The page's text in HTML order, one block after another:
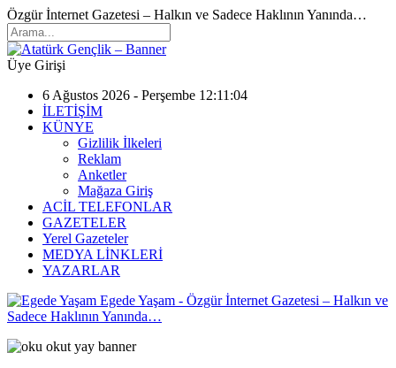
Özgür İnternet Gazetesi – Halkın ve Sadece Haklının Yanında…
Üye Girişi
6 Ağustos 2026 - Perşembe 12:11:04
İLETİŞİM
KÜNYE
Gizlilik İlkeleri
Reklam
Anketler
Mağaza Giriş
ACİL TELEFONLAR
GAZETELER
Yerel Gazeteler
MEDYA LİNKLERİ
YAZARLAR
Egede Yaşam - Özgür İnternet Gazetesi – Halkın ve
Sadece Haklının Yanında…